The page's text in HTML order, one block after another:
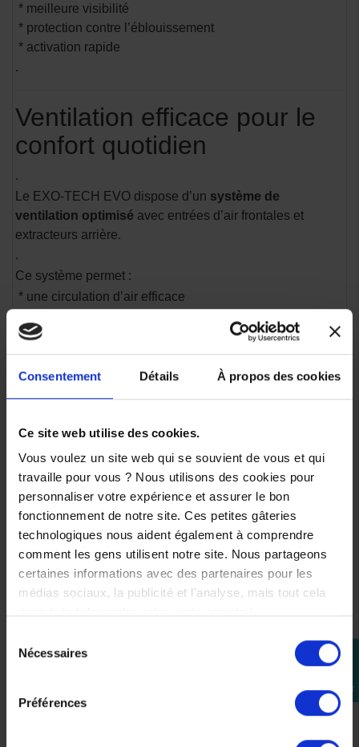
Consentement Détails À propos des cookies
Ce site web utilise des cookies.
Vous voulez un site web qui se souvient de vous et qui
travaille pour vous ? Nous utilisons des cookies pour
personnaliser votre expérience et assurer le bon
fonctionnement de notre site. Ces petites gâteries
technologiques nous aident également à comprendre
comment les gens utilisent notre site. Nous partageons
certaines informations avec des partenaires pour les
médias sociaux, la publicité et l'analyse, mais tout cela
Nécessaires
Préférences
perm_identity
connecter
* meilleure visibilité
* protection contre l’éblouissement
* activation rapide
.
Ventilation efficace pour le
confort quotidien
.
Le EXO-TECH EVO dispose d’un système de
ventilation optimisé avec entrées d’air frontales et
extracteurs arrière.
.
Ce système permet :
* une circulation d’air efficace
* un confort amélioré lors des trajets urbains ou longue
distance
Intérieur KwikWick :
respirant et confortable
L’intérieur
garantit un excellent confort grâce à
* respirants
* hypoallergéniques
* démontables et lavables
Caractéristiques